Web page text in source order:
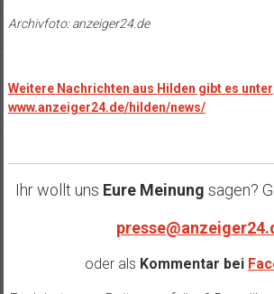
Archivfoto: anzeiger24.de
Weitere Nachrichten aus Hilden gibt es unter
www.anzeiger24.de/hilden/news/
Ihr wollt uns Eure Meinung sagen?
oder als Kommentar bei